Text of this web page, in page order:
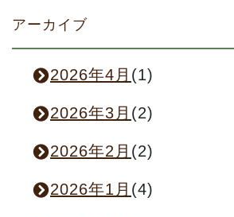
アーカイブ
2026年4月 (1)
2026年3月 (2)
2026年2月 (2)
2026年1月 (4)